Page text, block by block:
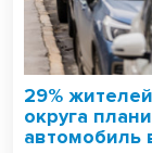
29%
округа
автомобиль